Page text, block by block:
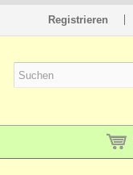
Registrieren